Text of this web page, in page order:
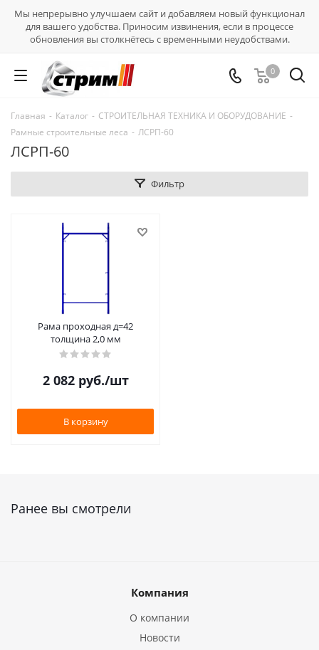
Мы непрерывно улучшаем сайт и добавляем новый функционал
для вашего удобства. Приносим извинения, если в процессе
обновления вы столкнётесь с временными неудобствами.
0
Главная - Каталог - СТРОИТЕЛЬНАЯ ТЕХНИКА И ОБОРУДОВАНИЕ -
Рамные строительные леса - ЛСРП-60
ЛСРП-60
Фильтр
Рама проходная д=42
толщина 2,0 мм
2 082руб./шт
В корзину
Ранее вы смотрели
Компания
О компании
Новости